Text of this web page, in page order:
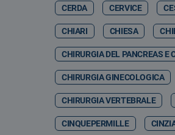
CERDA CERVICE
CHIARI CHIESA
CHIRURGIA DEL PANCREAS E
CHIRURGIA GINECOLOGICA
CHIRURGIA VERTEBRALE
CINQUEPERMILLE